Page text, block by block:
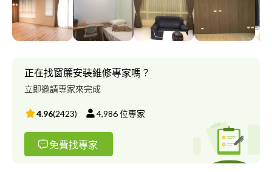
或是現場直接挑選樣本 (3)直接報價，價格滿意再決定! 全省連鎖
⚜️富居窗簾 業務經理-黃昱茹 0********* ******** ID : *********
（24小時免費服務） ?請指名黃經理享有8折優惠? 新屋優惠報名
正在找窗簾安裝維修專家嗎？
立即邀請專家來完成
4.96(2423) 4,986位專家
免費找專家